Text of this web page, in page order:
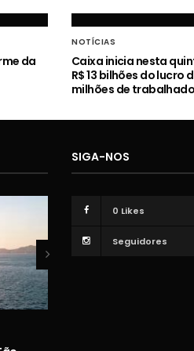
da
NOTÍCIAS
Caixa inicia nesta
R$ 13 bilhões do lucro
milhões de
SIGA-NOS
0 Likes
Seguidores